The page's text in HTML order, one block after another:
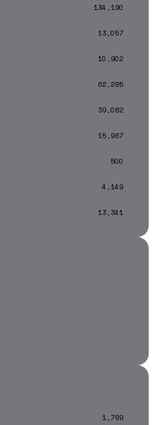
134,190
13,057
10,902
62,285
39,082
15,967
500
4,149
13,341
1,789